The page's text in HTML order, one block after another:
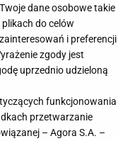
dane osobowe takie
do celów
i preferencji
zgody jest
uprzednio udzieloną
funkcjonowania
przetwarzanie
– Agora S.A. –